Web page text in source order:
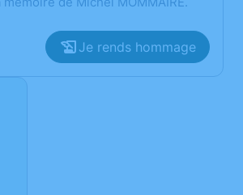
Je rends hommage